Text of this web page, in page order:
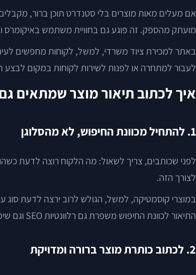
אם מעלים מאות מוצרים בלי סטנדרט תוכן ברור,
מועתק מהספק. זה פוגע גם בחוויית משתמש באיקומרס
באתר למכירת ציוד משרדי, למשל, לקוחות מחפשים
לעבור למתחרה או לפנות לשירות לקוחות במקום לבצע
איך לכתוב תיאור מוצר שמתאים
1. להתחיל מכוונת החיפוש, לא מהסלוגן
לפני שכותבים, צריך לשאול: מה הלקוח רוצה לדעת
לצורך הזה.
במוצרי קוסמטיקה, למשל, הגולש לרוב ירצה לדעת סוג
התיאור לכוונת החיפוש משפרת גם רלוונטיות SEO וגם שימושיות.
2. לכתוב כותרת מוצר ברורה ומדויקת